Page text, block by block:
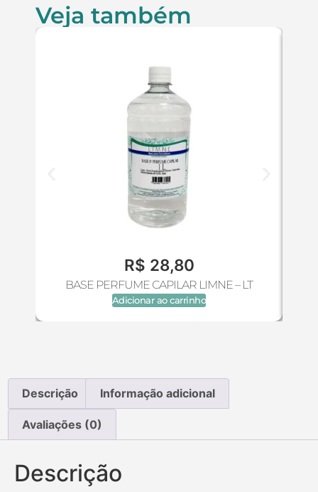
Veja também
R$ 28,80
BASE PERFUME CAPILAR LIMNE – LT
Adicionar ao carrinho
Descrição Informação adicional
Avaliações (0)
Descrição